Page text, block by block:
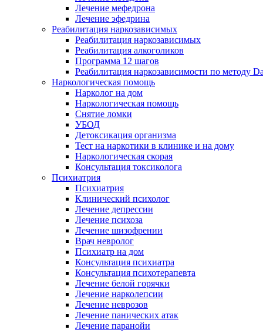
Лечение мефедрона
Лечение эфедрина
Реабилитация наркозависимых
Реабилитация наркозависимых
Реабилитация алкоголиков
Программа 12 шагов
Реабилитация наркозависимости по методу
Наркологическая помощь
Нарколог на дом
Наркологическая помощь
Снятие ломки
УБОД
Детоксикация организма
Тест на наркотики в клинике и на дому
Наркологическая скорая
Консультация токсиколога
Психиатрия
Психиатрия
Клинический психолог
Лечение депрессии
Лечение психоза
Лечение шизофрении
Врач невролог
Психиатр на дом
Консультация психиатра
Консультация психотерапевта
Лечение белой горячки
Лечение нарколепсии
Лечение неврозов
Лечение панических атак
Лечение паранойи